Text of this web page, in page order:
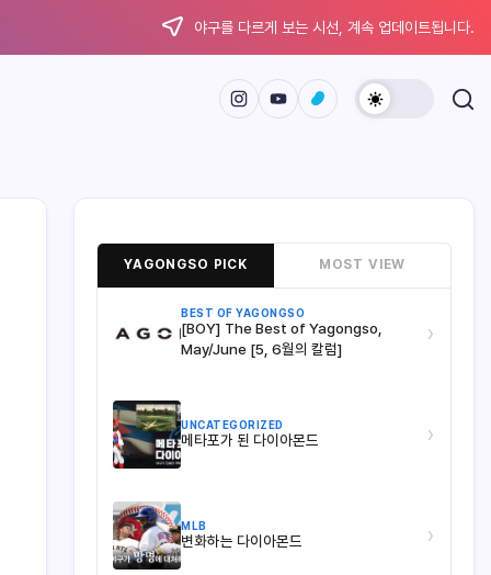
야구를 다르게 보는 시선, 계속 업데이트됩니다.
YAGONGSO PICK MOST VIEW
BEST OF YAGONGSO
[BOY] The Best of Yagongso,
May/June [5, 6월의 칼럼]
›
UNCATEGORIZED
메타포가 된 다이아몬드 ›
MLB
변화하는 다이아몬드 ›